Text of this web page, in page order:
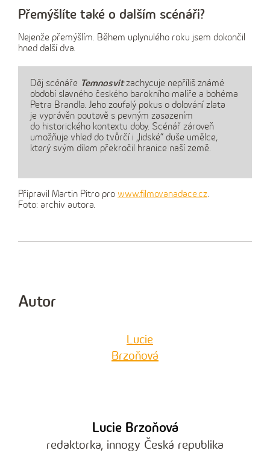
Přemýšlíte také o dalším scénáři?
Nejenže přemýšlím. Během uplynulého roku jsem dokončil
hned další dva.
Děj scénáře Temnosvitzachycuje nepříliš známé
období slavného českého barokního malíře a bohéma
Petra Brandla. Jeho zoufalý pokus o dolování zlata
je vyprávěn poutavě s pevným zasazením
do historického kontextu doby. Scénář zároveň
umožňuje vhled do tvůrčí i „lidské“ duše umělce,
který svým dílem překročil hranice naší země.
Připravil Martin Pitro pro www.filmovanadace.cz.
Foto: archiv autora.
Autor
Lucie Brzoňová
redaktorka, innogy Česká republika